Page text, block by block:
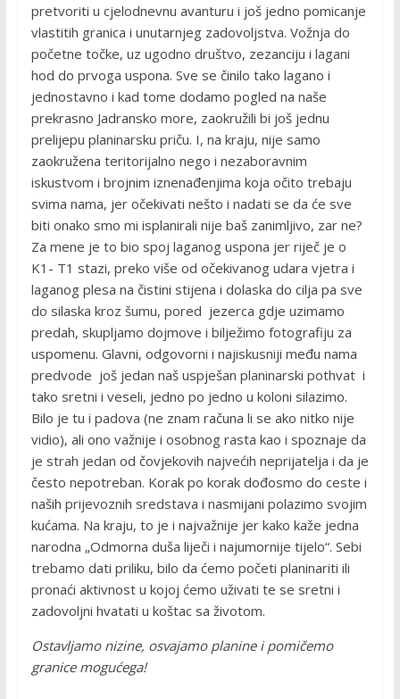
pretvoriti u cjelodnevnu avanturu i još jedno pomicanje
vlastitih granica i unutarnjeg zadovoljstva. Vožnja do
početne točke, uz ugodno društvo, zezanciju i lagani
hod do prvoga uspona. Sve se činilo tako lagano i
jednostavno i kad tome dodamo pogled na naše
prekrasno Jadransko more, zaokružili bi još jednu
prelijepu planinarsku priču. I, na kraju, nije samo
zaokružena teritorijalno nego i nezaboravnim
iskustvom i brojnim iznenađenjima koja očito trebaju
svima nama, jer očekivati nešto i nadati se da će sve
biti onako smo mi isplanirali nije baš zanimljivo, zar ne?
Za mene je to bio spoj laganog uspona jer riječ je o
K1- T1 stazi, preko više od očekivanog udara vjetra i
laganog plesa na čistini stijena i dolaska do cilja pa sve
do silaska kroz šumu, pored jezerca gdje uzimamo
predah, skupljamo dojmove i bilježimo fotografiju za
uspomenu. Glavni, odgovorni i najiskusniji među nama
predvode još jedan naš uspješan planinarski pothvat i
tako sretni i veseli, jedno po jedno u koloni silazimo.
Bilo je tu i padova (ne znam računa li se ako nitko nije
vidio), ali ono važnije i osobnog rasta kao i spoznaje da
je strah jedan od čovjekovih najvećih neprijatelja i da je
često nepotreban. Korak po korak dođosmo do ceste i
naših prijevoznih sredstava i nasmijani polazimo svojim
kućama. Na kraju, to je i najvažnije jer kako kaže jedna
narodna „Odmorna duša liječi i najumornije tijelo“. Sebi
trebamo dati priliku, bilo da ćemo početi planinariti ili
pronaći aktivnost u kojoj ćemo uživati te se sretni i
zadovoljni hvatati u koštac sa životom.
Ostavljamo nizine, osvajamo planine i pomičemo
granice mogućega!